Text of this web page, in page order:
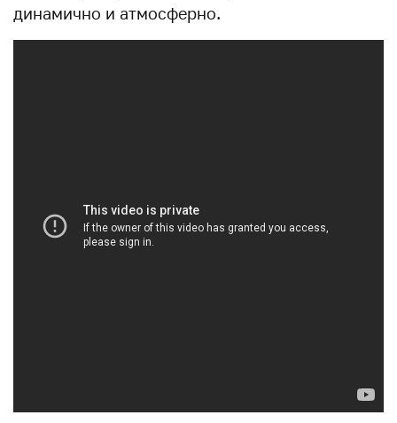
динамично и атмосферно.